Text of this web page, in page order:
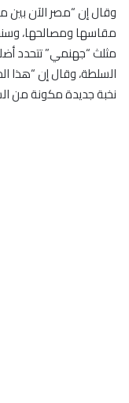
وقال إن “مصر الآن
مقاسها ومصالحها،
مثلث “جهنمي” تتحدد
السلطة، وقال إن “هذا
نخبة جديدة مكونة من